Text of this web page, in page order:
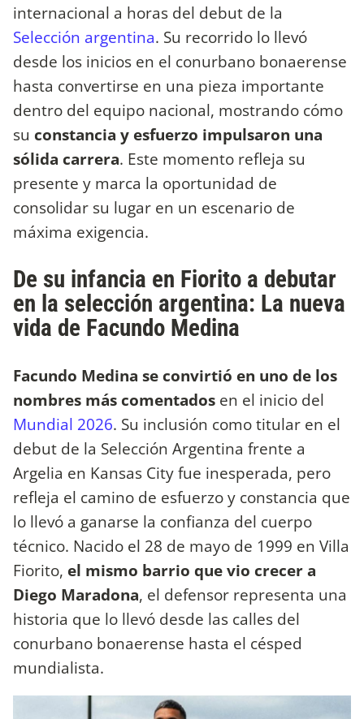
internacional a horas del debut de la
Selección argentina. Su recorrido lo llevó
desde los inicios en el conurbano bonaerense
hasta convertirse en una pieza importante
dentro del equipo nacional, mostrando cómo
su constancia y esfuerzo impulsaron una
sólida carrera. Este momento refleja su
presente y marca la oportunidad de
consolidar su lugar en un escenario de
máxima exigencia.
De su infancia en Fiorito a debutar
en la selección argentina: La nueva
vida de Facundo Medina
Facundo Medina se convirtió en uno de los
nombres más comentados en el inicio del
Mundial 2026. Su inclusión como titular en el
debut de la Selección Argentina frente a
Argelia en Kansas City fue inesperada, pero
refleja el camino de esfuerzo y constancia que
lo llevó a ganarse la confianza del cuerpo
técnico. Nacido el 28 de mayo de 1999 en Villa
Fiorito, el mismo barrio que vio crecer a
Diego Maradona, el defensor representa una
historia que lo llevó desde las calles del
conurbano bonaerense hasta el césped
mundialista.